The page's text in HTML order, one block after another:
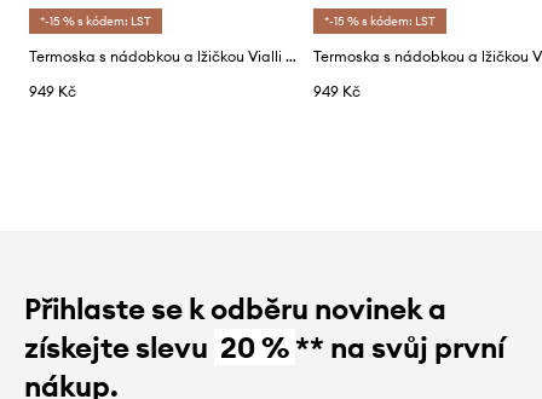
*-15 % s kódem: LST
Termoska s nádobkou a lžičkou Vialli Design Fuori 680 ml
949 Kč
*-15 % s kódem: LST
949 Kč
Přihlaste se k odběru novinek a
získejte slevu 20 %** na svůj první
nákup.